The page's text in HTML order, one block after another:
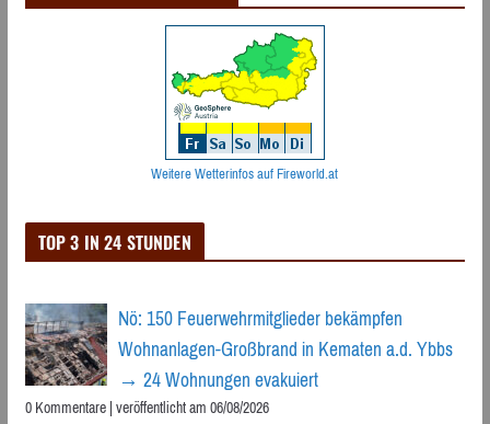
Weitere Wetterinfos auf Fireworld.at
TOP 3 IN 24 STUNDEN
Nö: 150 Feuerwehrmitglieder bekämpfen
Wohnanlagen-Großbrand in Kematen a.d. Ybbs
→ 24 Wohnungen evakuiert
0 Kommentare|veröffentlicht am 06/08/2026